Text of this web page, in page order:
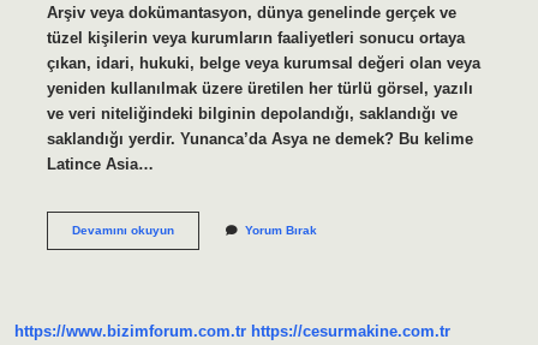
Arşiv veya dokümantasyon, dünya genelinde gerçek ve
tüzel kişilerin veya kurumların faaliyetleri sonucu ortaya
çıkan, idari, hukuki, belge veya kurumsal değeri olan veya
yeniden kullanılmak üzere üretilen her türlü görsel, yazılı
ve veri niteliğindeki bilginin depolandığı, saklandığı ve
saklandığı yerdir. Yunanca’da Asya ne demek? Bu kelime
Latince Asia…
Devamını okuyunArşiv
Yorum Bırak
https://www.bizimforum.com.tr https://cesurmakine.com.tr